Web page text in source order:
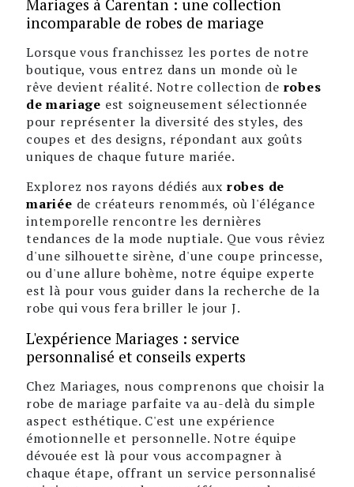
Mariages à Carentan : une collection
incomparable de robes de mariage
Lorsque vous franchissez les portes de notre
boutique, vous entrez dans un monde où le
rêve devient réalité. Notre collection de robes
de mariage est soigneusement sélectionnée
pour représenter la diversité des styles, des
coupes et des designs, répondant aux goûts
uniques de chaque future mariée.
Explorez nos rayons dédiés aux robes de
mariée de créateurs renommés, où l'élégance
intemporelle rencontre les dernières
tendances de la mode nuptiale. Que vous rêviez
d'une silhouette sirène, d'une coupe princesse,
ou d'une allure bohème, notre équipe experte
est là pour vous guider dans la recherche de la
robe qui vous fera briller le jour J.
L'expérience Mariages : service
personnalisé et conseils experts
Chez Mariages, nous comprenons que choisir la
robe de mariage parfaite va au-delà du simple
aspect esthétique. C'est une expérience
émotionnelle et personnelle. Notre équipe
dévouée est là pour vous accompagner à
chaque étape, offrant un service personnalisé